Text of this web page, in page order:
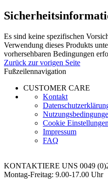
Es sind keine spezifischen
Verwendung dieses Produkts
vorhersehbaren Bedingungen
Zurück zur vorigen Seite
Fußzeilennavigation
CUSTOMER CARE
Kontakt
Cookie Einstellungen
Impressum
FAQ
KONTAKTIERE UNS 0049
Montag-Freitag: 9.00-17.00 Uhr